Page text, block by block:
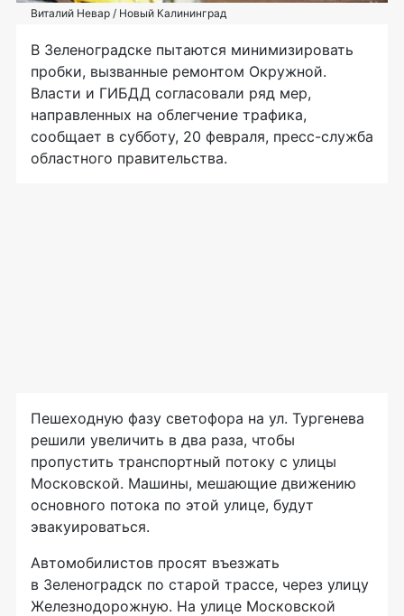
Виталий Невар / Новый Калининград
В Зеленоградске пытаются минимизировать
пробки, вызванные ремонтом Окружной.
Власти и ГИБДД согласовали ряд мер,
направленных на облегчение трафика,
сообщает в субботу, 20 февраля, пресс-служба
областного правительства.
Пешеходную фазу светофора на ул. Тургенева
решили увеличить в два раза, чтобы
пропустить транспортный потоку с улицы
Московской. Машины, мешающие движению
основного потока по этой улице, будут
эвакуироваться.
Автомобилистов просят въезжать
в Зеленоградск по старой трассе, через улицу
Железнодорожную. На улице Московской